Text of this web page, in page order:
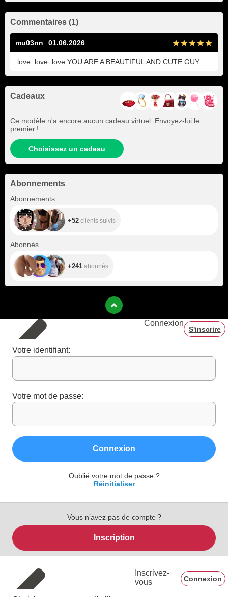
Commentaires (1)
mu03nn 01.06.2026
:love :love :love YOU ARE A BEAUTIFUL AND CUTE GUY
Cadeaux
Ce modèle n'a encore aucun cadeau virtuel. Envoyez-lui le
premier !
Choisissez un cadeau
Abonnements
Abonnements
+52 clients suivis
Abonnés
+241 abonnés
Connexion
S'inscrire
Votre identifiant:
Votre mot de passe:
Connexion
Oublié votre mot de passe ?
Réinitialiser
Vous n’avez pas de compte ?
Inscription
Inscrivez-
vous
Connexion